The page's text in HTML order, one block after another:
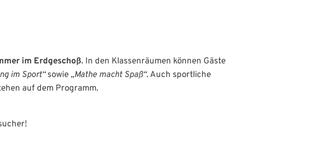
im Erdgeschoß. In den Klassenräumen können Gäste
im Sport“sowie „Mathe macht Spaß“. Auch sportliche
auf dem Programm.